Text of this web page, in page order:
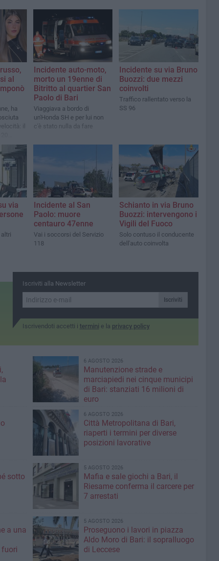
al
ha
il
50
Incidente auto-moto,
morto un 19enne di
Bitritto al quartier San
Paolo di Bari
Viaggiava a bordo di
un'Honda SH e per lui non
c'è stato nulla da fare
Incidente su via Bruno
Buozzi: due mezzi
coinvolti
Traffico rallentato verso la
SS 96
via
Incidente al San
Paolo: muore
centauro 47enne
Vai i soccorsi del Servizio
118
Schianto in via Bruno
Buozzi: intervengono i
Vigili del Fuoco
Solo contuso il conducente
dell'auto coinvolta
Iscriviti alla Newsletter
Iscriviti
Iscrivendoti accetti i termini e la privacy policy
6 AGOSTO 2026
Manutenzione strade e
marciapiedi nei cinque municipi
di Bari: stanziati 16 milioni di
euro
6 AGOSTO 2026
Città Metropolitana di Bari,
riaperti i termini per diverse
posizioni lavorative
sotto
5 AGOSTO 2026
Mafia e sale giochi a Bari, il
Riesame conferma il carcere per
7 arrestati
a una
fuori
5 AGOSTO 2026
Proseguono i lavori in piazza
Aldo Moro di Bari: il sopralluogo
di Leccese